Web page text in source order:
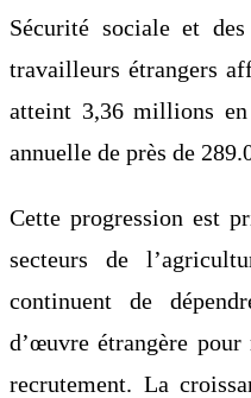
Sécurité sociale et
travailleurs étrangers
atteint 3,36 millions
annuelle de près de
Cette progression est
secteurs de
continuent de
d’œuvre étrangère
recrutement. La